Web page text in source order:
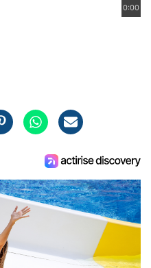
0:00